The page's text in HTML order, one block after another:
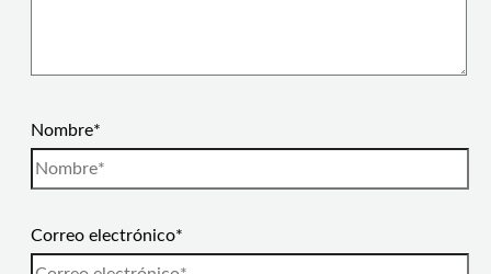
Nombre*
Correo electrónico*